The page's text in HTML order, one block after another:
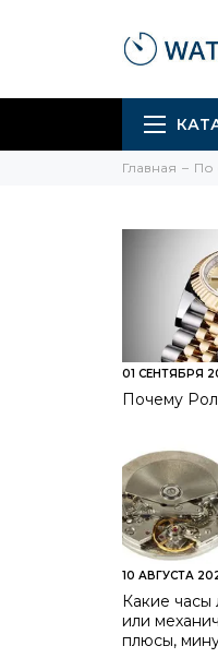
Главная По
01 СЕНТЯБРЯ
Почему
10 АВГУСТА
Какие часы
или
плюсы,